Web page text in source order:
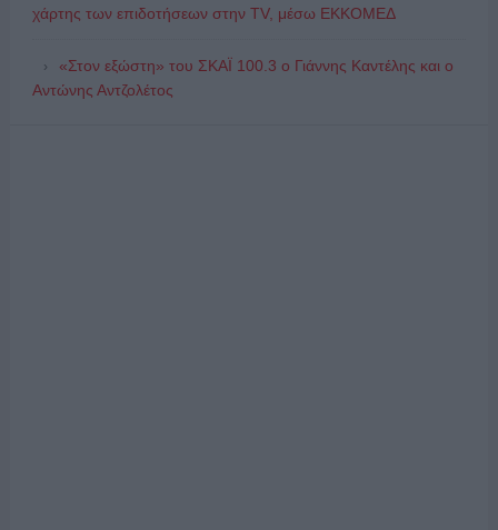
χάρτης των επιδοτήσεων στην TV, μέσω ΕΚΚΟΜΕΔ
«Στον εξώστη» του ΣΚΑΪ 100.3 ο Γιάννης Καντέλης και ο
Αντώνης Αντζολέτος